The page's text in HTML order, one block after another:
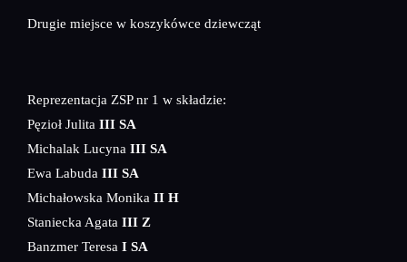
Drugie miejsce w koszykówce dziewcząt
Reprezentacja ZSP nr 1 w składzie:
Pęzioł Julita III SA
Michalak Lucyna III SA
Ewa Labuda III SA
Michałowska Monika II H
Staniecka Agata III Z
Banzmer Teresa I SA